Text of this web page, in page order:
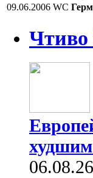
09.06.2006 WC
Чтиво